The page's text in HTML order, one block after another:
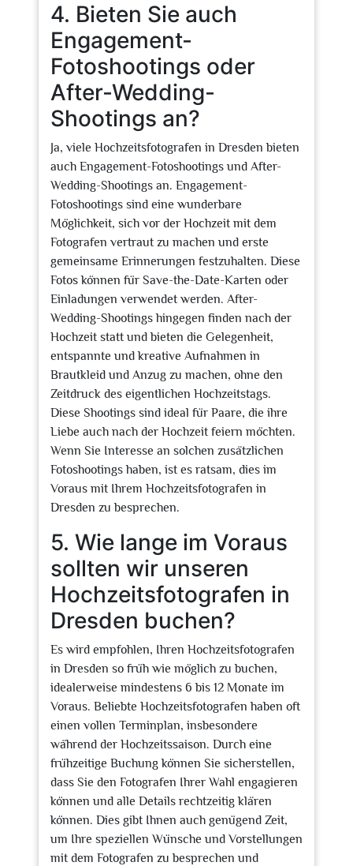
4. Bieten Sie auch
Engagement-
Fotoshootings oder
After-Wedding-
Shootings an?
Ja, viele Hochzeitsfotografen in Dresden bieten
auch Engagement-Fotoshootings und After-
Wedding-Shootings an. Engagement-
Fotoshootings sind eine wunderbare
Möglichkeit, sich vor der Hochzeit mit dem
Fotografen vertraut zu machen und erste
gemeinsame Erinnerungen festzuhalten. Diese
Fotos können für Save-the-Date-Karten oder
Einladungen verwendet werden. After-
Wedding-Shootings hingegen finden nach der
Hochzeit statt und bieten die Gelegenheit,
entspannte und kreative Aufnahmen in
Brautkleid und Anzug zu machen, ohne den
Zeitdruck des eigentlichen Hochzeitstags.
Diese Shootings sind ideal für Paare, die ihre
Liebe auch nach der Hochzeit feiern möchten.
Wenn Sie Interesse an solchen zusätzlichen
Fotoshootings haben, ist es ratsam, dies im
Voraus mit Ihrem Hochzeitsfotografen in
Dresden zu besprechen.
5. Wie lange im Voraus
sollten wir unseren
Hochzeitsfotografen in
Dresden buchen?
Es wird empfohlen, Ihren Hochzeitsfotografen
in Dresden so früh wie möglich zu buchen,
idealerweise mindestens 6 bis 12 Monate im
Voraus. Beliebte Hochzeitsfotografen haben oft
einen vollen Terminplan, insbesondere
während der Hochzeitssaison. Durch eine
frühzeitige Buchung können Sie sicherstellen,
dass Sie den Fotografen Ihrer Wahl engagieren
können und alle Details rechtzeitig klären
können. Dies gibt Ihnen auch genügend Zeit,
um Ihre speziellen Wünsche und Vorstellungen
mit dem Fotografen zu besprechen und